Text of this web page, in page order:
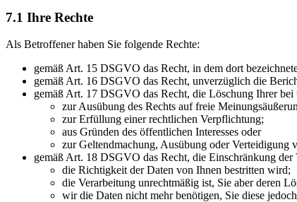
7.1 Ihre Rechte
Als Betroffener haben Sie folgende Rechte:
gemäß Art. 15 DSGVO das Recht, in dem dort
gemäß Art. 16 DSGVO das Recht, unverzüglich die
gemäß Art. 17 DSGVO das Recht, die Löschung Ihrer
zur Ausübung des Rechts auf freie
zur Erfüllung einer rechtlichen Verpflichtung;
aus Gründen des öffentlichen Interesses oder
zur Geltendmachung, Ausübung oder Verteidigung
gemäß Art. 18 DSGVO das Recht, die Einschränkung
die Richtigkeit der Daten von Ihnen bestritten wird;
die Verarbeitung unrechtmäßig ist, Sie aber deren
wir die Daten nicht mehr benötigen, Sie diese